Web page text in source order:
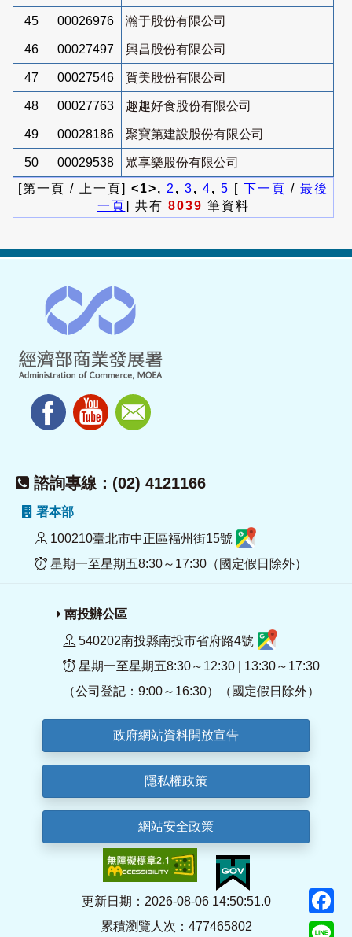
45 00026976 瀚于股份有限公司
46 00027497 興昌股份有限公司
47 00027546 賀美股份有限公司
48 00027763 趣趣好食股份有限公司
49 00028186 聚寶第建設股份有限公司
50 00029538
眾享樂股份有限公司
[第一頁 / 上一頁] <1>, 2 , 3, 4, 5 [ 下一頁 / 最後
一頁] 共有 8039 筆資料
諮詢專線：(02) 4121166
署本部
100210臺北市中正區福州街15號
星期一至星期五8:30～17:30（國定假日除外）
南投辦公區
540202南投縣南投市省府路4號
星期一至星期五8:30～12:30 | 13:30～17:30
（公司登記：9:00～16:30）（國定假日除外）
政府網站資料開放宣告
隱私權政策
網站安全政策
更新日期：2026-08-06 14:50:51.0
累積瀏覽人次：477465802